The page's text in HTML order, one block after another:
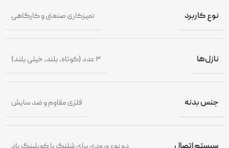
نوع کاربرد تمیزکاری صنعتی و کارگاهی
نازل‌ها ۳ عدد (کوتاه، بلند، خیلی بلند)
جنس بدنه فلزی مقاوم و ضد سایش